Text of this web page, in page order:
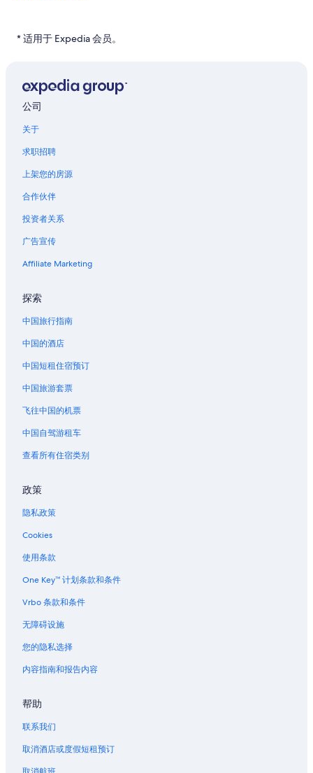
Cobra Aviation
Evergreen International
飞往亚特兰大(及邻近地区)的航班
飞往檀香山的航班
飞往休斯敦的航班
飞往基韦斯特的航班
飞往拉斯维加斯的航班
飞往洛杉矶的航班
飞往纳什维尔的航班
飞往新奥尔良的航班
飞往纽约的航班
飞往奥兰多的航班
飞往巴拿马城海滩的航班
飞往皮格佛格的航班
飞往圣安东尼奥的航班
飞往旧金山的航班
飞往法国的航班
飞往德国的航班
Ghadames Air Transport
飞往希腊的航班
飞往意大利的航班
飞往日本的航班
飞往墨西哥的航班
Olympus Airways
飞往菲律宾的航班
Royal Airways Limited
飞往俄罗斯的航班
飞往韩国的航班
* 适用于 Expedia 会员。
公司
关于
求职招聘
上架您的房源
合作伙伴
投资者关系
广告宣传
Affiliate Marketing
探索
中国旅行指南
中国的酒店
中国短租住宿预订
中国旅游套票
飞往中国的机票
中国自驾游租车
查看所有住宿类别
政策
隐私政策
Cookies
使用条款
One Key™ 计划条款和条件
Vrbo 条款和条件
无障碍设施
您的隐私选择
内容指南和报告内容
帮助
联系我们
取消酒店或度假短租预订